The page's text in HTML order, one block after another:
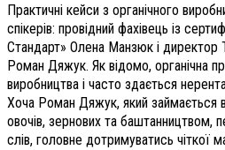
Практичні кейси з органічного
спікерів: провідний фахівець із
Стандарт» Олена Манзюк і директор
Роман Дяжук. Як відомо, органічна
виробництва і часто здається
Хоча Роман Дяжук, який займається
овочів, зернових та баштанництвом,
слів, головне дотримуватись чіткої